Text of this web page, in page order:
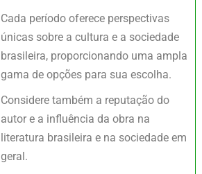
Cada período oferece perspectivas
únicas sobre a cultura e a sociedade
brasileira, proporcionando uma ampla
gama de opções para sua escolha.
Considere também a reputação do
autor e a influência da obra na
literatura brasileira e na sociedade em
geral.